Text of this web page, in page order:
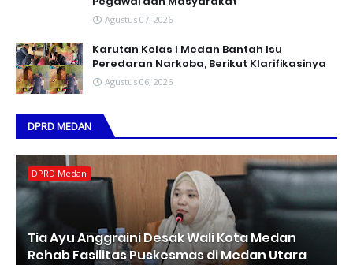
Agustus 07, 2026
Karutan Kelas I Medan Bantah Isu
Peredaran Narkoba, Berikut Klarifikasinya
Agustus 06, 2026
DPRD MEDAN
DPRD Medan
Tia Ayu Anggraini Desak Wali Kota Medan
Rehab Fasilitas Puskesmas di Medan Utara